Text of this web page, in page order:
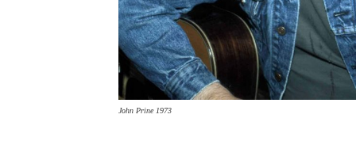
John Prine 1973